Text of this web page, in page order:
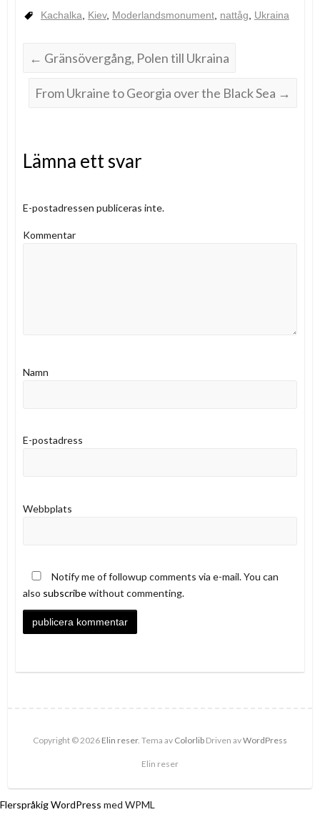
Kachalka Kiev, Moderlandsmonument, nattåg Ukraina
← Gränsövergång, Polen till Ukraina
From Ukraine to Georgia over the Black Sea →
Lämna ett svar
E-postadressen publiceras inte.
Kommentar
Namn
E-postadress
Webbplats
Notify me of followup comments via e-mail. You can
also subscribewithout commenting.
Copyright © 2026 Elin reser. Tema av Colorlib Driven avWordPress
Elin reser
Flerspråkig WordPress med WPML